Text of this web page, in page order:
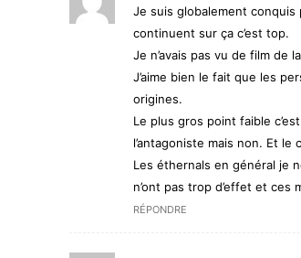
Je suis globalement conquis
continuent sur ça c’est top.
Je n’avais pas vu de film de
J’aime bien le fait que les
origines.
Le plus gros point faible
l’antagoniste mais non. Et
Les éthernals en général je
n’ont pas trop d’effet et ces
RÉPONDRE